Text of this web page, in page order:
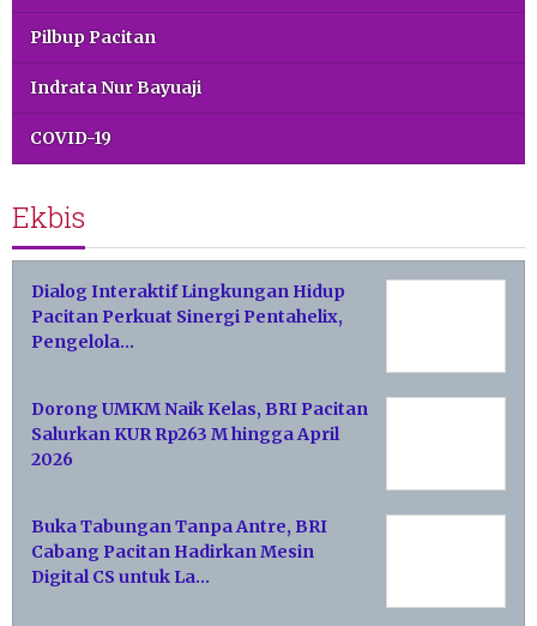
Pilbup Pacitan
Indrata Nur Bayuaji
COVID-19
Ekbis
Dialog Interaktif Lingkungan Hidup
Pacitan Perkuat Sinergi Pentahelix,
Pengelola…
Dorong UMKM Naik Kelas, BRI Pacitan
Salurkan KUR Rp263 M hingga April
2026
Buka Tabungan Tanpa Antre, BRI
Cabang Pacitan Hadirkan Mesin
Digital CS untuk La…